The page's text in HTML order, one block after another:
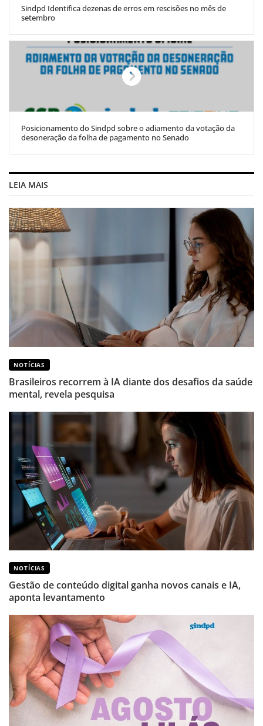
Sindpd Identifica dezenas de erros em rescisões no mês de
setembro
Posicionamento do Sindpd sobre o adiamento da votação da
desoneração da folha de pagamento no Senado
LEIA MAIS
NOTÍCIAS
Brasileiros recorrem à IA diante dos desafios da saúde
mental, revela pesquisa
NOTÍCIAS
Gestão de conteúdo digital ganha novos canais e IA,
aponta levantamento